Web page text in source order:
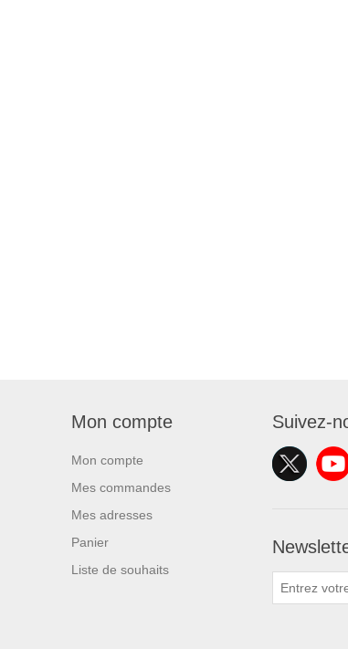
Mon compte
Mon compte
Mes commandes
Mes adresses
Panier
Liste de souhaits
Suivez-